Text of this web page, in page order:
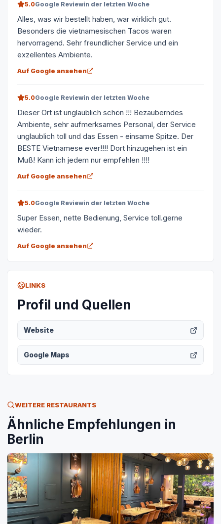
5.0Google Reviewin der letzten Woche
Alles, was wir bestellt haben, war wirklich gut.
Besonders die vietnamesischen Tacos waren
hervorragend. Sehr freundlicher Service und ein
exzellentes Ambiente.
Auf Google ansehen
5.0Google Reviewin der letzten Woche
Dieser Ort ist unglaublich schön !!! Bezauberndes
Ambiente, sehr aufmerksames Personal, der Service
unglaublich toll und das Essen - einsame Spitze. Der
BESTE Vietnamese ever!!!! Dort hinzugehen ist ein
Muß! Kann ich jedem nur empfehlen !!!!
Auf Google ansehen
5.0Google Reviewin der letzten Woche
Super Essen, nette Bedienung, Service toll.gerne
wieder.
Auf Google ansehen
LINKS
Profil und Quellen
Website
Google Maps
WEITERE RESTAURANTS
Ähnliche Empfehlungen in
Berlin